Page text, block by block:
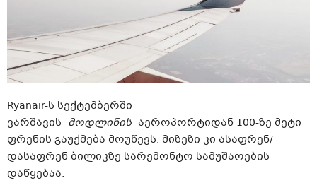
Ryanair-ს სექტემბერში
ვარშავის მოდლინის აეროპორტიდან 100-ზე მეტი
ფრენის გაუქმება მოუწევს. მიზეზი კი ასაფრენ/
დასაფრენ ბილიკზე სარემონტო სამუშაოების
დაწყებაა.